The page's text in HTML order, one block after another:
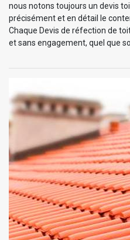
nous notons toujours un devis
précisément et en détail le
Chaque Devis de réfection de
et sans engagement, quel que